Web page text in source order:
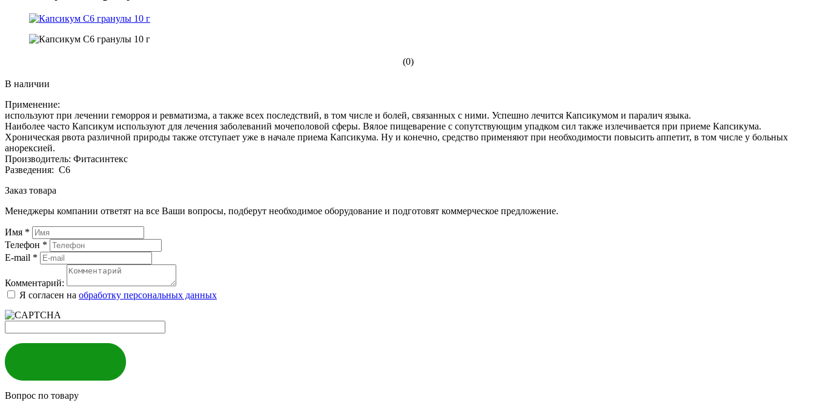
(0)
В наличии
Применение:
используют при лечении геморроя и ревматизма, а также всех последствий, в том числе и болей, связанных с ними. Успешно лечится Капсикумом и паралич языка.
Наиболее часто Капсикум используют для лечения заболеваний мочеполовой сферы. Вялое пищеварение с сопутствующим упадком сил также излечивается при приеме Капсикума.
Хроническая рвота различной природы также отступает уже в начале приема Капсикума. Ну и конечно, средство применяют при необходимости повысить аппетит, в том числе у больных
анорексией.
Производитель: Фитасинтекс
Разведения: С6
Заказ товара
Менеджеры компании ответят на все Ваши вопросы, подберут необходимое оборудование и подготовят коммерческое предложение.
Имя *
Телефон *
E-mail *
Комментарий:
Я согласен на обработку персональных данных
Вопрос по товару